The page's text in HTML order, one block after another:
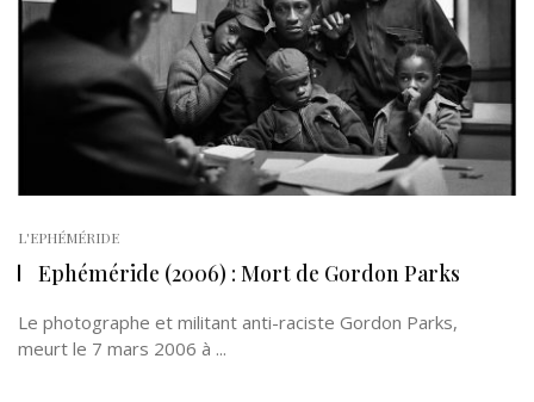
L'EPHÉMÉRIDE
Ephéméride (2006) : Mort de Gordon Parks
Le photographe et militant anti-raciste Gordon Parks,
meurt le 7 mars 2006 à ...